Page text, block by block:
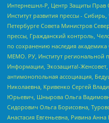
Интернешнл-Р, Центр Защиты Прав
Институт развития прессы -
Петербурге Совета Министров
прессы, Гражданский контроль,
по сохранению наследия
МЕМО. РУ, Институт региональной
Информации, Экозащита!-
антимонопольная ассоциация,
Николаевна, Кривенко Сергей
Юрьевич, Шнырова Ольга
Сидорович Ольга Борисовна,
Анастасия Евгеньевна, Ривина